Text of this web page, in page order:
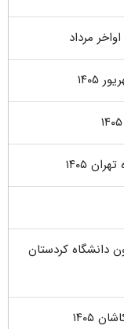
۱۴۰۵
دانشگاه کردستان
۱۴۰۵